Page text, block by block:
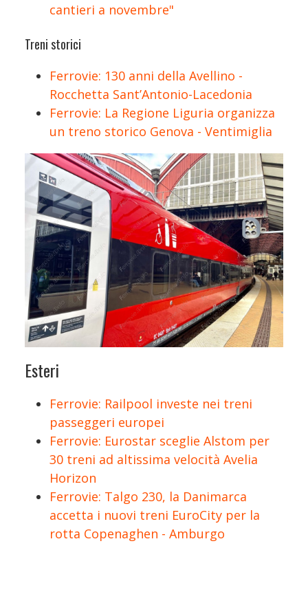
cantieri a novembre"
Treni storici
Ferrovie: 130 anni della Avellino -
Rocchetta Sant’Antonio-Lacedonia
Ferrovie: La Regione Liguria organizza
un treno storico Genova - Ventimiglia
Esteri
Ferrovie: Railpool investe nei treni
passeggeri europei
Ferrovie: Eurostar sceglie Alstom per
30 treni ad altissima velocità Avelia
Horizon
Ferrovie: Talgo 230, la Danimarca
accetta i nuovi treni EuroCity per la
rotta Copenaghen - Amburgo